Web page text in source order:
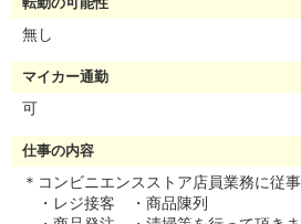
無し
マイカー通勤
可
仕事の内容
＊コンビニエンスストア店員業務に従事
・レジ接客 ・商品陳列